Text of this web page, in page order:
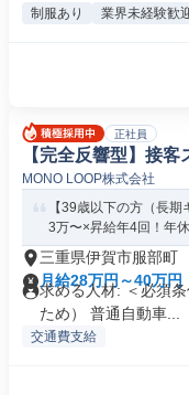
制服あり 業界未経験歓
正社員
【完全反響型】接
MONO LOOP株式会社
【39歳以下の方（長
3万〜×昇給年4回！年
三重県伊賀市服部町
月給28万円～40万円
求める人材: ＜必須
ため） 普通自動車...
交通費支給